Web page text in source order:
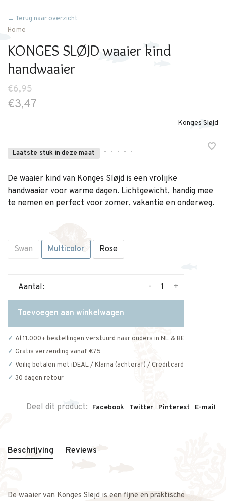
← Terug naar overzicht
Home
KONGES SLØJD waaier kind
handwaaier
€6,95
€3,47
Konges Sløjd
Laatste stuk in deze maat • • • • •
De waaier kind van Konges Sløjd is een vrolijke
handwaaier voor warme dagen. Lichtgewicht, handig mee
te nemen en perfect voor zomer, vakantie en onderweg.
Swan Multicolor Rose
Aantal: +
-
Toevoegen aan winkelwagen
Al 11.000+ bestellingen verstuurd naar ouders in NL & BE
Gratis verzending vanaf €75
Veilig betalen met iDEAL / Klarna (achteraf) / Creditcard
30 dagen retour
Deel dit product: Facebook Twitter Pinterest E-mail
Beschrijving Reviews
De waaier van Konges Sløjd is een fijne en praktische